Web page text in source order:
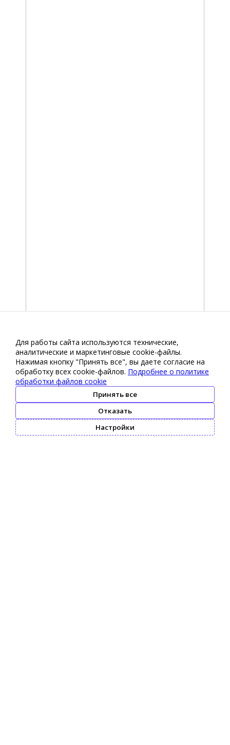
Для работы сайта используются технические,
аналитические и маркетинговые сооkіе-файлы.
Нажимая кнопку "Принять все", вы даете согласие на
обработку всех cookie-файлов. Подробнее о политике
обработки файлов cookie
Принять все
Отказать
Настройки